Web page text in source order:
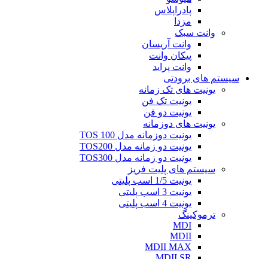
پادراپلاس
مزدا
وانت سبک
وانت آریسان
پیکان وانت
وانت پراید
سیستم های برودتی
یونیت های تک زمانه
یونیت تک فن
یونیت دو فن
یونیت های دوزمانه
یونیت دوزمانه مدل TOS 100
یونیت دو زمانه مدل TOS200
یونیت دو زمانه مدل TOS300
سیستم های پلیت فریز
یونیت 1/5 اسب پلیتی
یونیت 3 اسب پلیتی
یونیت 4 اسب پلیتی
ترموکینگ
MDI
MDII
MDII MAX